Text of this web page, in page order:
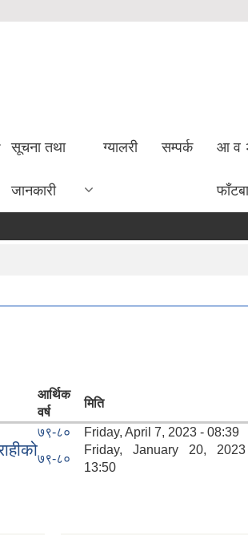
सूचना तथा
जानकारी
ग्यालरी सम्पर्क आ व
आर्थिक
वर्ष
मिति
७९-८० Friday, April 7, 2023 - 08:39
७९-८०
Friday, January 20,
13:50